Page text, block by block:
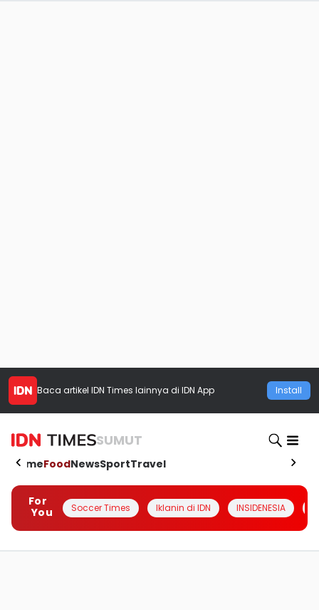
Baca artikel IDN Times lainnya di IDN App Install
SUMUT
HomeFoodNewsSportTravel
For
You
Soccer Times Iklanin di IDN INSIDENESIA